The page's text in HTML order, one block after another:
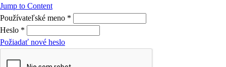
Jump to Content
Používateľské meno *
Heslo *
Požiadať nové heslo